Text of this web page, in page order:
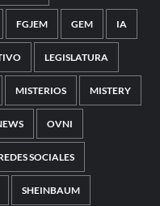
FGJEM GEM IA
LEGISLATURA
MISTERIOS MISTERY
OVNI
SOCIALES
SHEINBAUM